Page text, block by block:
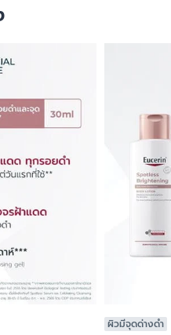
ผิวมีจุดด่างดำ